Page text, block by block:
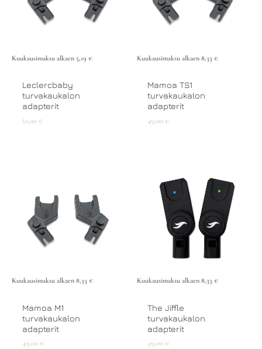
Kuukausimaksu alkaen 5,19 €
Leclercbaby
turvakaukalon
adapterit
61,00 €
Kuukausimaksu alkaen 8,33 €
Mamoa TS1
turvakaukalon
adapterit
49,00 €
Kuukausimaksu alkaen 8,33 €
Mamoa M1
turvakaukalon
adapterit
49,00 €
Kuukausimaksu alkaen 8,33 €
The Jiffle
turvakaukalon
adapterit
49,00 €